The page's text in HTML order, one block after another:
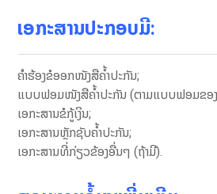
ເອກະສານປະກອບມີ:
ຄໍາ​ຮ້ອງຂໍ​ອອກ​ໜັງສື​ຄ້ຳປະກັນ;
ແບບ​ຟອມໜັງສື​ຄ້ຳປະກັນ (ຕາມ​ແບບຟອມຂອ
ເອກະສານ​ຂໍ​ກູ້​ເງິນ;
ເອກະສານຫຼັກຊັບຄ້ຳປະກັນ;
ເອກະສານ​ທີ່​ກ່ຽວຂ້ອງ​ອື່ນໆ (ຖ້າ​ມີ).